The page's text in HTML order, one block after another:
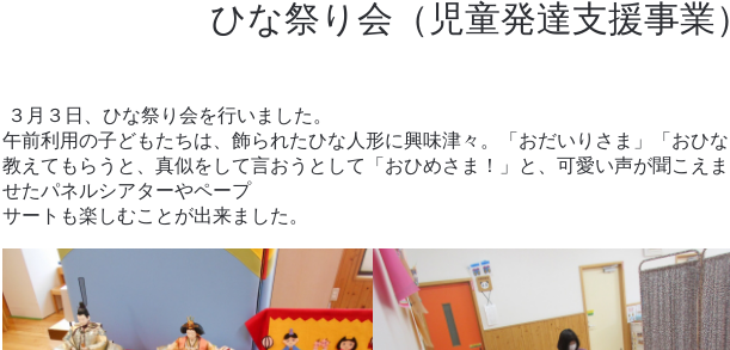
ひな祭り会（児童発達支援事業）
３月３日、ひな祭り会を行いました。
午前利用の子どもたちは、飾られたひな人形に興味津々。「おだいりさま」「おひ
教えてもらうと、真似をして言おうとして「おひめさま！」と、可愛い声が聞こえ
せたパネルシアターやペープ
サートも楽しむことが出来ました。